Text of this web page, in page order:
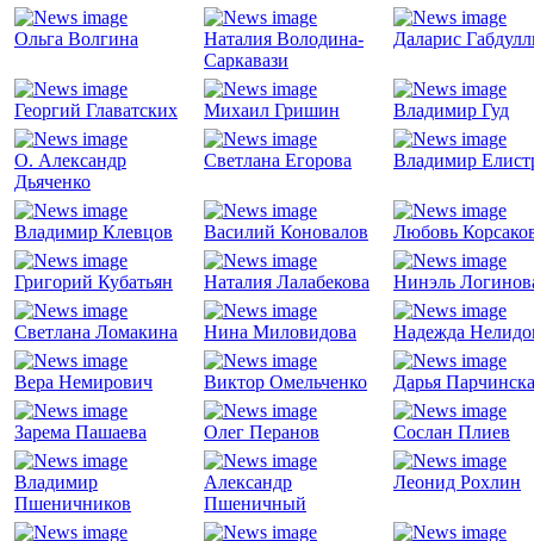
Ольга Волгина
Наталия Володина-
Саркавази
Даларис
Георгий Главатских Михаил Гришин Владимир Гуд
О. Александр
Дьяченко
Светлана Егорова Владимир
Владимир Клевцов Василий Коновалов Любовь
Григорий Кубатьян Наталия Лалабекова Нинэль
Светлана Ломакина Нина Миловидова Надежда
Вера Немирович Виктор Омельченко Дарья
Зарема Пашаева Олег Перанов Сослан Плиев
Владимир
Пшеничников
Александр
Пшеничный
Леонид Рохлин